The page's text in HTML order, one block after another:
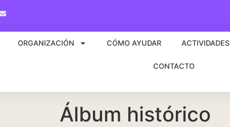
ORGANIZACIÓN CÓMO AYUDAR ACTIVIDADES
CONTACTO
Álbum histórico